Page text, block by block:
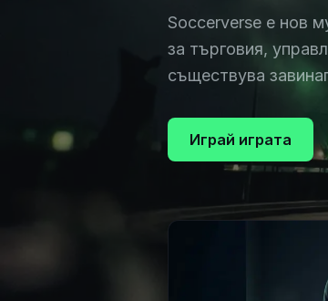
Soccerverse е нов
за търговия,
съществува
Играй играта